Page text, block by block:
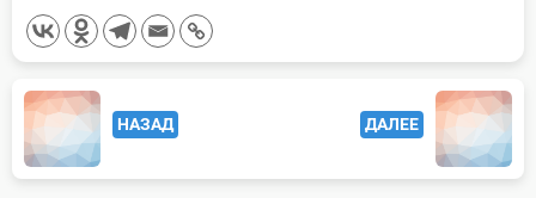
<span
class="nav-
subtitle
НАЗАД ДАЛЕЕ